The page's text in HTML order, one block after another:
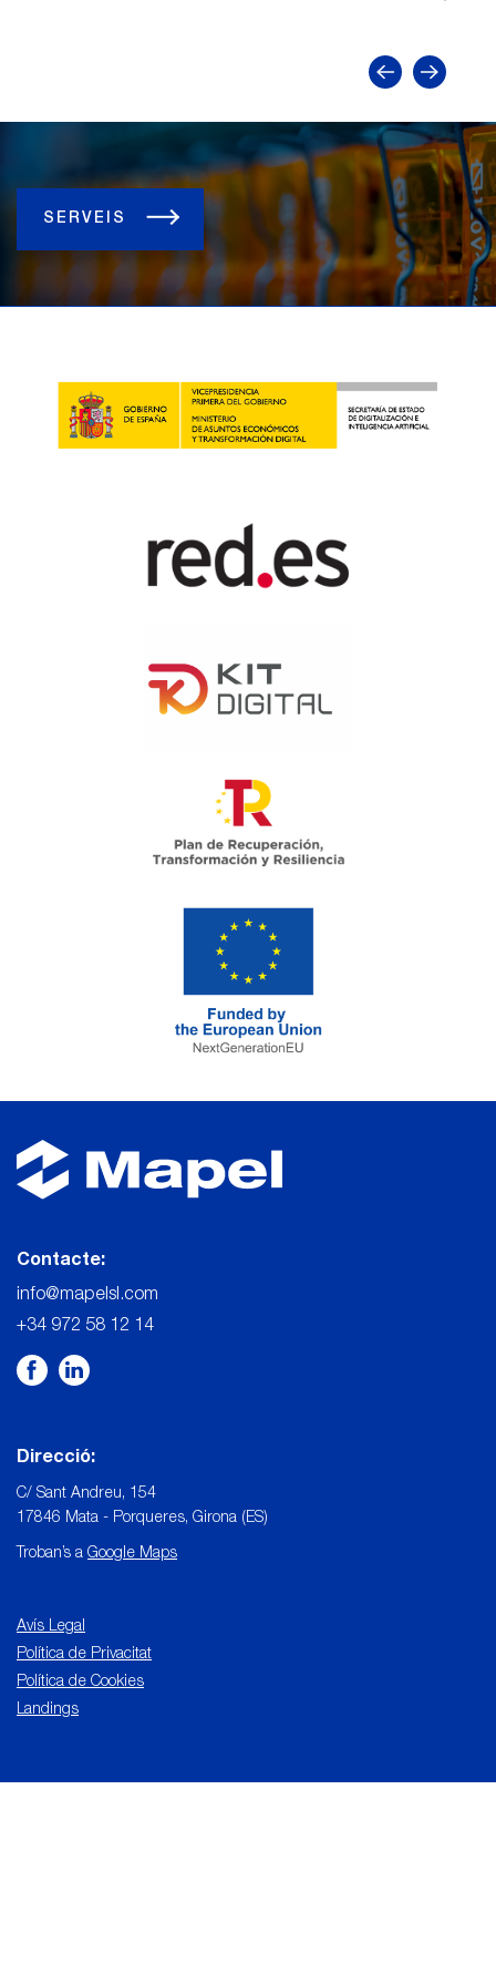
SERVEIS
Contacte:
info@mapelsl.com
+34 972 58 12 14
Direcció:
C/ Sant Andreu, 154
17846 Mata - Porqueres, Girona (ES)
Troban’s a Google Maps
Avís Legal
Política de Privacitat
Política de Cookies
Landings